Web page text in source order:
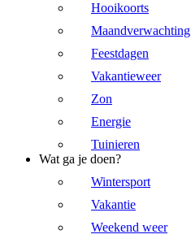
Hooikoorts
Maandverwachting
Feestdagen
Vakantieweer
Zon
Energie
Tuinieren
Wat ga je doen?
Wintersport
Vakantie
Weekend weer